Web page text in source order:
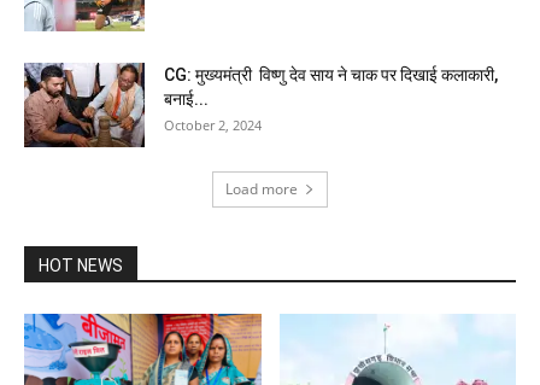
CG: मुख्यमंत्री विष्णु देव साय ने चाक पर दिखाई कलाकारी,
बनाई...
October 2, 2024
Load more
HOT NEWS